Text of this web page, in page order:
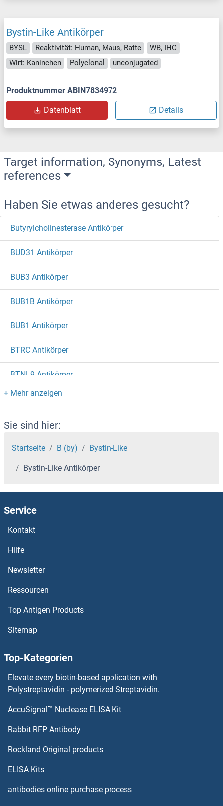
Bystin-Like Antikörper
BYSL Reaktivität: Human, Maus, Ratte
WB, IHC
Wirt: Kaninchen
Polyclonal unconjugated
Produktnummer ABIN7834972
Datenblatt Details
Target information, Synonyms, Latest
references
Haben Sie etwas anderes gesucht?
Butyrylcholinesterase Antikörper
BUD31 Antikörper
BUB3 Antikörper
BUB1B Antikörper
BUB1 Antikörper
BTRC Antikörper
BTNL9 Antikörper
BTNL3 Antikörper
BTNL2 Antikörper
BTN3A3 Antikörper
BTN3A2 Antikörper
BTN2A1 Antikörper
BTN1A1 Antikörper
BTLA Antikörper
BTG2 Antikörper
c-FOS Antikörper
C-JUN Antikörper
Sie sind hier:
Startseite B (by) Bystin-Like
Bystin-Like Antikörper
Service
Kontakt
Hilfe
Newsletter
Ressourcen
Top Antigen Products
Sitemap
Top-Kategorien
Elevate every biotin-based application with
Polystreptavidin - polymerized Streptavidin.
AccuSignal™ Nuclease ELISA Kit
Rabbit RFP Antibody
Rockland Original products
ELISA Kits
antibodies online purchase process